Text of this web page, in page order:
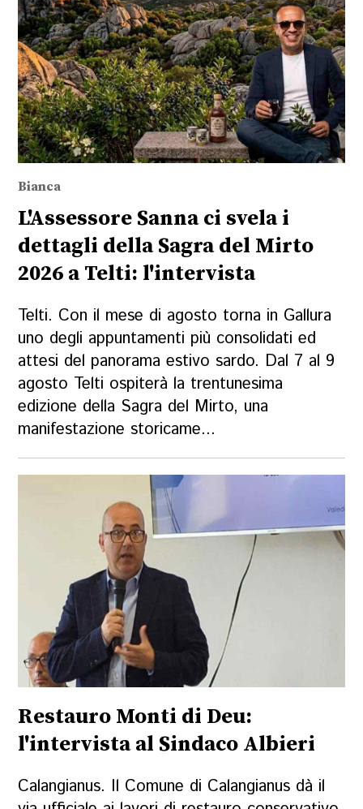
Bianca
L'Assessore Sanna ci svela i
dettagli della Sagra del Mirto
2026 a Telti: l'intervista
Telti. Con il mese di agosto torna in Gallura
uno degli appuntamenti più consolidati ed
attesi del panorama estivo sardo. Dal 7 al 9
agosto Telti ospiterà la trentunesima
edizione della Sagra del Mirto, una
manifestazione storicame...
Restauro Monti di Deu:
l'intervista al Sindaco Albieri
Calangianus. Il Comune di Calangianus dà il